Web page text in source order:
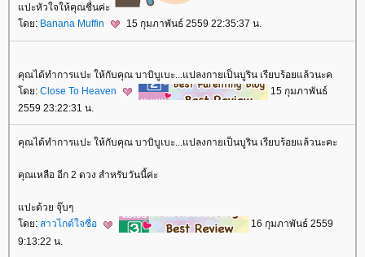
ปะหัวใจให้คุณชื่นค่ะ
ดย: Banana Muffin 15 กุมภาพันธ์ 2559 22:35:37 น.
คุณได้ทำการแปะ ให้กับคุณ บาบิบูเบะ...แปลงกายเป็นบูริน เรียบร้อยแล้วนะค
ดย: Close To Heaven
15 กุมภาพันธ์
2559 23:22:31 น.
คุณได้ทำการแปะ ให้กับคุณ บาบิบูเบะ...แปลงกายเป็นบูริน เรียบร้อยแล้วนะคะ
คุณเหลือ อีก 2 ดวง สำหรับวันนี้ค่ะ
ปะด้วย จุ๊บๆ
ดย: สาวไกด์ใจซื่อ
16 กุมภาพันธ์ 2559
9:13:22 น.